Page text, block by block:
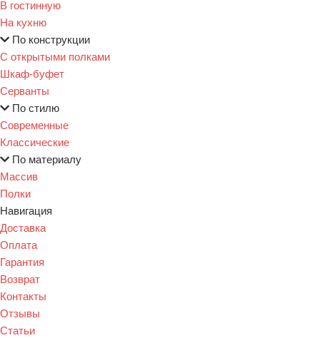
В гостинную
На кухню
По конструкции
С открытыми полками
Шкаф-буфет
Серванты
По стилю
Современные
Классические
По материалу
Массив
Полки
Навигация
Доставка
Оплата
Гарантия
Возврат
Контакты
Отзывы
Статьи